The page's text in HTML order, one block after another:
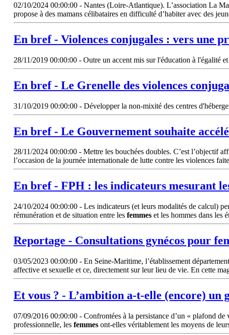
02/10/2024 00:00:00 - Nantes (Loire-Atlantique). L’association La
propose à des mamans célibataires en difficulté d’habiter avec des
En bref - Violences conjugales : vers une
28/11/2019 00:00:00 - Outre un accent mis sur l'éducation à l'égalité
En bref - Le Grenelle des violences
31/10/2019 00:00:00 - Développer la non-mixité des centres
En bref - Le Gouvernement souhaite
28/11/2024 00:00:00 - Mettre les bouchées doubles. C’est l’objectif
l’occasion de la journée internationale de lutte contre les violences
En bref - FPH : les indicateurs mesurant
24/10/2024 00:00:00 - Les indicateurs (et leurs modalités de calcul)
rémunération et de situation entre les femmes et les hommes dans les
Reportage - Consultations gynécos pour
03/05/2023 00:00:00 - En Seine-Maritime, l’établissement
affective et sexuelle et ce, directement sur leur lieu de vie. En cette
Et vous ? - L’ambition a-t-elle (encore) un
07/09/2016 00:00:00 - Confrontées à la persistance d’un « plafond
professionnelle, les femmes ont-elles véritablement les moyens de